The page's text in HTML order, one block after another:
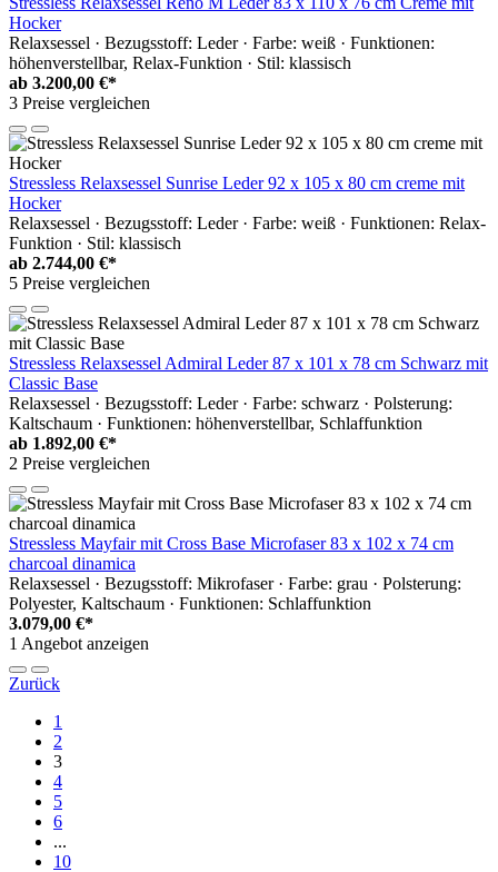
Hocker
Relaxsessel · Bezugsstoff: Leder · Farbe: weiß · Funktionen:
höhenverstellbar, Relax-Funktion · Stil: klassisch
ab 3.200,00 €*
3 Preise vergleichen
Stressless Relaxsessel Sunrise Leder 92 x 105 x 80 cm creme mit
Hocker
Relaxsessel · Bezugsstoff: Leder · Farbe: weiß · Funktionen: Relax-
Funktion · Stil: klassisch
ab 2.744,00 €*
5 Preise vergleichen
Stressless Relaxsessel Admiral Leder 87 x 101 x 78 cm Schwarz mit
Classic Base
Relaxsessel · Bezugsstoff: Leder · Farbe: schwarz · Polsterung:
Kaltschaum · Funktionen: höhenverstellbar, Schlaffunktion
ab 1.892,00 €*
2 Preise vergleichen
Stressless Mayfair mit Cross Base Microfaser 83 x 102 x 74 cm
charcoal dinamica
Relaxsessel · Bezugsstoff: Mikrofaser · Farbe: grau · Polsterung:
Polyester, Kaltschaum · Funktionen: Schlaffunktion
3.079,00 €*
1 Angebot anzeigen
Zurück
1
2
3
4
5
6
...
10